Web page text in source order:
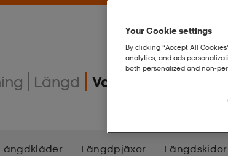
Längd Valla & tillbehör
Längdpjäxor Längdskidor
Your Cookie settings
By clicking “Accept All
analytics, and ads
both personalized and